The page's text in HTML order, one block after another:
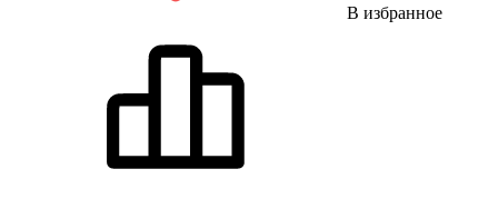
В избранное